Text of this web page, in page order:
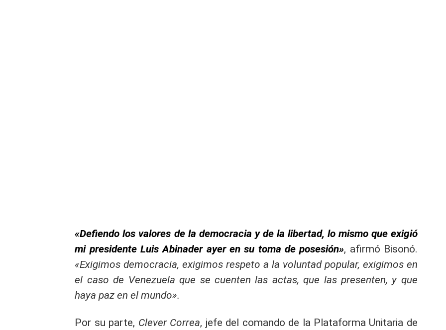
«Defiendo los valores de la democracia y de la libertad, lo mismo que exigió
mi presidente Luis Abinader ayer en su toma de posesión», afirmó Bisonó.
«Exigimos democracia, exigimos respeto a la voluntad popular, exigimos en
el caso de Venezuela que se cuenten las actas, que las presenten, y que
haya paz en el mundo».
Por su parte, Clever Correa, jefe del comando de la Plataforma Unitaria de